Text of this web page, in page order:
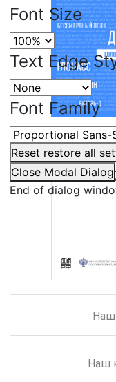
Font Size
Text Edge
Font Family
Reset restore all
Close Modal Dialog
End of dialog
Наш
Наш